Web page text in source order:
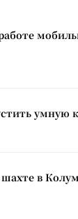
умную
шахте в